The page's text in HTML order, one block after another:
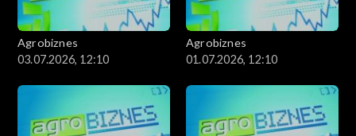
Agrobiznes
03.07.2026, 12:10
Agrobiznes
01.07.2026, 12:10